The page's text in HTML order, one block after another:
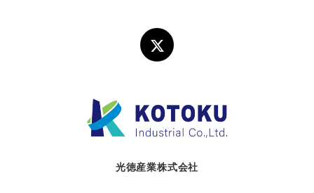
光徳産業株式会社